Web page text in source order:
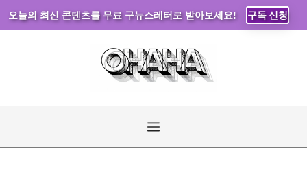
오늘의 최신 콘텐츠를 무료 구뉴스레터로 받아보세요! 구독 신청
건
메